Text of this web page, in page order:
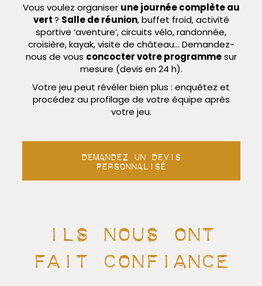
Vous voulez organiser une journée complète au
vert? Salle de réunion, buffet froid, activité
sportive ‘aventure’, circuits vélo, randonnée,
croisière, kayak, visite de château… Demandez-
nous de vous concocter votre programmesur
mesure (devis en 24 h).
Votre jeu peut révéler bien plus : enquêtez et
procédez au profilage de votre équipe après
votre jeu.
Demandez un devis
personnalisé
Ils nous ont
fait confiance